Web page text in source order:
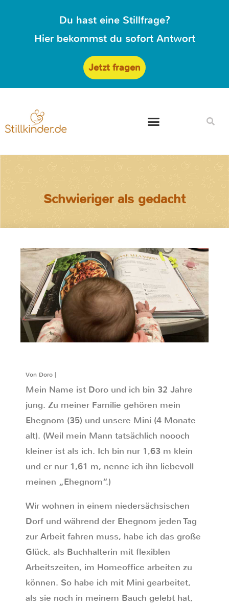
Du hast eine Stillfrage?
Hier bekommst du sofort Antwort
Jetzt fragen
Schwieriger als gedacht
Von Doro |
Mein Name ist Doro und ich bin 32 Jahre
jung. Zu meiner Familie gehören mein
Ehegnom (35) und unsere Mini (4 Monate
alt). (Weil mein Mann tatsächlich noooch
kleiner ist als ich. Ich bin nur 1,63 m klein
und er nur 1,61 m, nenne ich ihn liebevoll
meinen „Ehegnom“.)
Wir wohnen in einem niedersächsischen
Dorf und während der Ehegnom jeden Tag
zur Arbeit fahren muss, habe ich das große
Glück, als Buchhalterin mit flexiblen
Arbeitszeiten, im Homeoffice arbeiten zu
können. So habe ich mit Mini gearbeitet,
als sie noch in meinem Bauch gelebt hat,